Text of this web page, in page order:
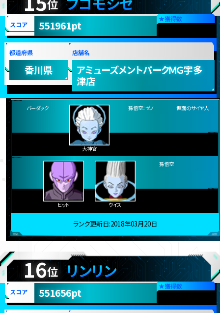
ランク更新日:2018年03月03日
15位 フコモシセ
★獲得数
スコア 551961pt
都道府県 店舗名
アミューズメントパークＭＧ宇多
津店
バーダック
大神官
孫悟空：ゼノ
ヒット ウイス 孫悟空
ランク更新日:2018年03月20日